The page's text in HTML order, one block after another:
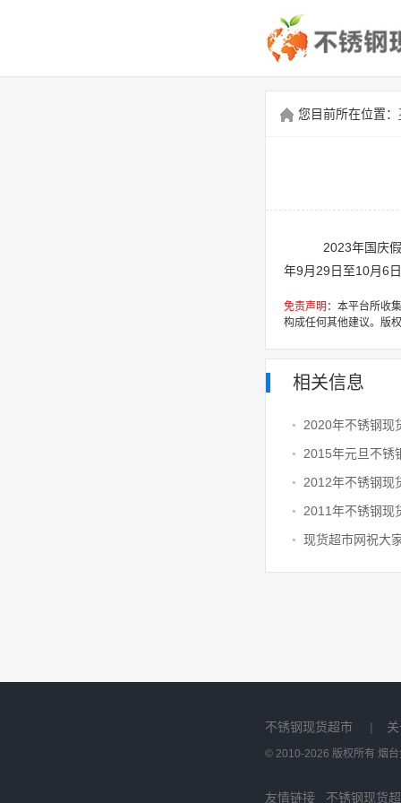
您目前所在位置：
2023年国庆假
年9月29日至10月6
免责声明 ：本平台所收
构成任何其他建议。版
相关信息
2020年不锈钢现
2015年元旦不锈
2012年不锈钢现
现货超市网祝大
不锈钢现货超市 |
© 2010-2026 版权所有 烟
友情链接
不锈钢现货